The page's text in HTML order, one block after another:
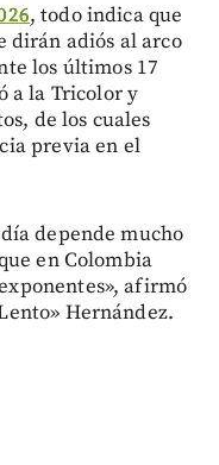
, todo indica que
dirán adiós al arco
los últimos 17
a la Tricolor y
de los cuales
previa en el
depende mucho
en Colombia
afirmó
Hernández.